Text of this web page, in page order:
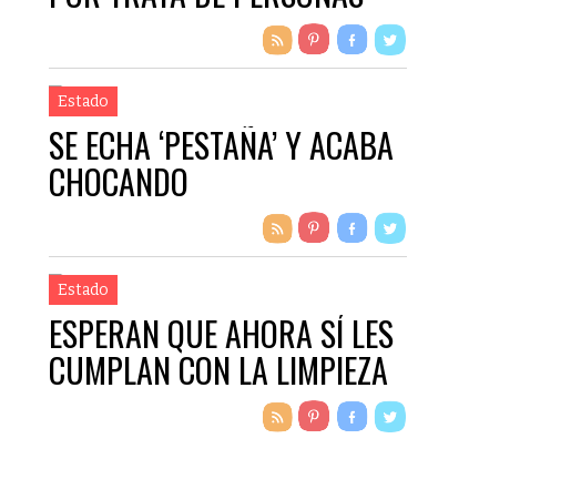
Estado
SE ECHA ‘PESTAÑA’ Y ACABA
CHOCANDO
Estado
ESPERAN QUE AHORA SÍ LES
CUMPLAN CON LA LIMPIEZA